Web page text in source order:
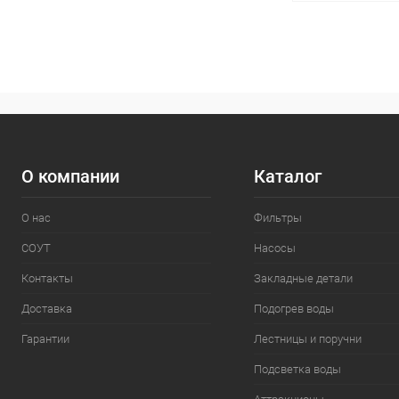
К сравнению
О компании
О нас
СОУТ
Контакты
Доставка
Гарантии
Каталог
Фильтры
Насосы
Закладные детали
Подогрев воды
Лестницы и поручни
Подсветка воды